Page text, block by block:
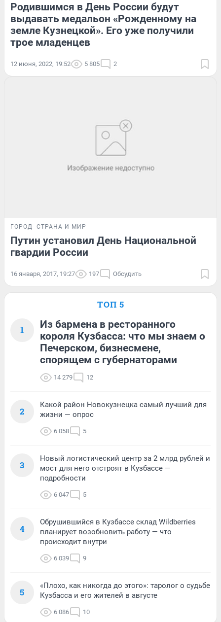
Родившимся в День России будут
выдавать медальон «Рожденному на
земле Кузнецкой». Его уже получили
трое младенцев
12 июня, 2022, 19:52 5 805 2
ГОРОД СТРАНА И МИР
Путин установил День Национальной
гвардии России
16 января, 2017, 19:27 197 Обсудить
ТОП 5
1
Из бармена в ресторанного
короля Кузбасса: что мы знаем о
Печерском, бизнесмене,
спорящем с губернаторами
14 279 12
2
Какой район Новокузнецка самый лучший для
жизни — опрос
6 058 5
3
Новый логистический центр за 2 млрд рублей и
мост для него отстроят в Кузбассе —
подробности
6 047 5
4
Обрушившийся в Кузбассе склад Wildberries
планирует возобновить работу — что
происходит внутри
6 039 9
5
«Плохо, как никогда до этого»: таролог о судьбе
Кузбасса и его жителей в августе
6 086 10